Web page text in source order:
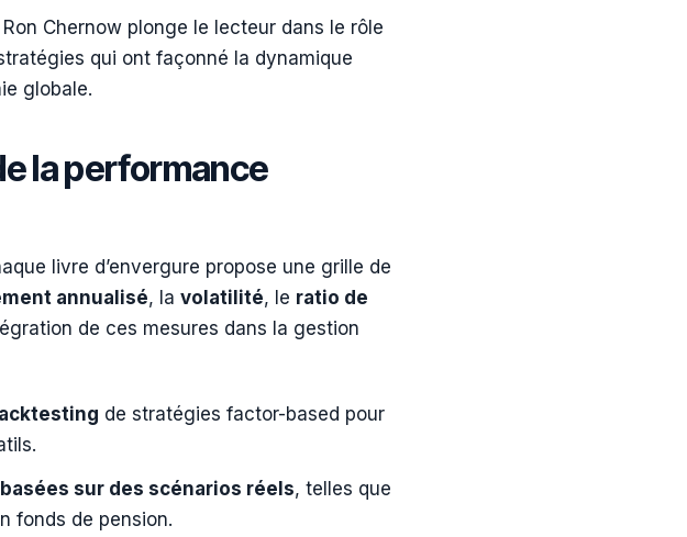
Chernow plonge le lecteur dans le rôle
qui ont façonné la dynamique
globale.
la performance
livre d’envergure propose une grille de
annualisé, la volatilité, le ratio de
de ces mesures dans la gestion
de stratégies factor-based pour
sur des scénarios réels, telles que
fonds de pension.